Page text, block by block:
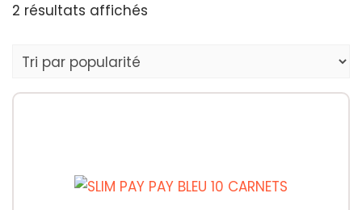
2 résultats affichés